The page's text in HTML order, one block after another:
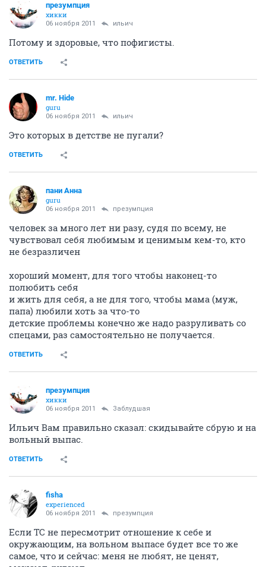
презумпция
хикки
06 ноября 2011 ильич
Потому и здоровые, что пофигисты.
ОТВЕТИТЬ
mr. Hide
guru
06 ноября 2011 ильич
Это которых в детстве не пугали?
ОТВЕТИТЬ
пани Анна
guru
06 ноября 2011 презумпция
человек за много лет ни разу, судя по всему, не
чувствовал себя любимым и ценимым кем-то, кто
не безразличен
хороший момент, для того чтобы наконец-то
полюбить себя
и жить для себя, а не для того, чтобы мама (муж,
папа) любили хоть за что-то
детские проблемы конечно же надо разруливать со
спецами, раз самостоятельно не получается.
ОТВЕТИТЬ
презумпция
хикки
06 ноября 2011 Заблудшая
Ильич Вам правильно сказал: скидывайте сбрую и на
вольный выпас.
ОТВЕТИТЬ
fisha
experienced
06 ноября 2011 презумпция
Если ТС не пересмотрит отношение к себе и
окружающим, на вольном выпасе будет все то же
самое, что и сейчас: меня не любят, не ценят,